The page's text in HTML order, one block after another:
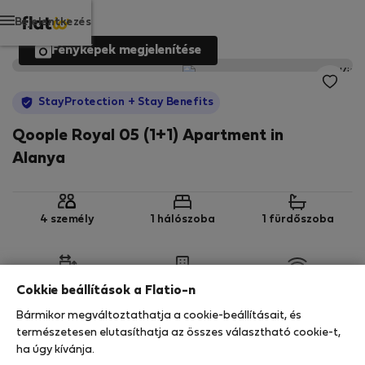
Bejelentkezés
Fényképek megjelenítése
StayProtection + Stay Benefits
Qoople Royal 05 (1+1) Apartment in
Alanya
4 személy 1 hálószoba 1 fürdőszoba
StayProtection Stay Benefits
Az Ön tartózkodását ebben az ingatlanban a
Cokkie beállítások a Flatio-n
Bármikor megváltoztathatja a cookie-beállításait, és
természetesen elutasíthatja az összes választható cookie-t,
ha úgy kívánja.